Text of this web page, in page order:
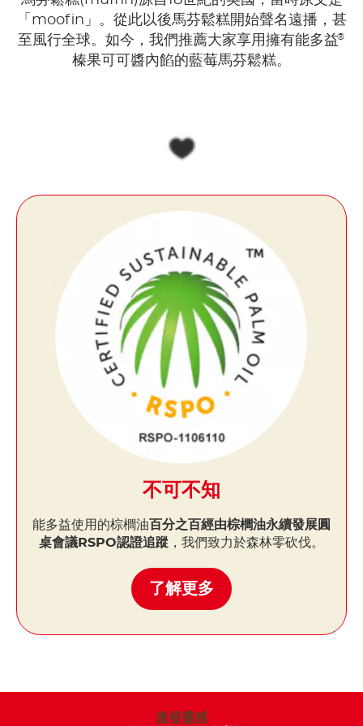
「moofin」。從此以後馬芬鬆糕開始聲名遠播，甚
至風行全球。如今，我們推薦大家享用擁有能多益®
榛果可可醬內餡的藍莓馬芬鬆糕。
不可不知
能多益使用的棕櫚油百分之百經由棕櫚油永續發展圓
桌會議RSPO認證追蹤 ，我們致力於森林零砍伐。
了解更多
激發靈感